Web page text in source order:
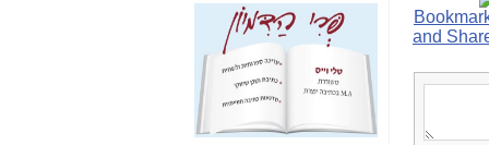
אחת הרגליים של "תיק
4000 התפור"
התמוטטה היום
בניצחון (כפול) של בזק
-
כאן
איך כתבות מפנקות